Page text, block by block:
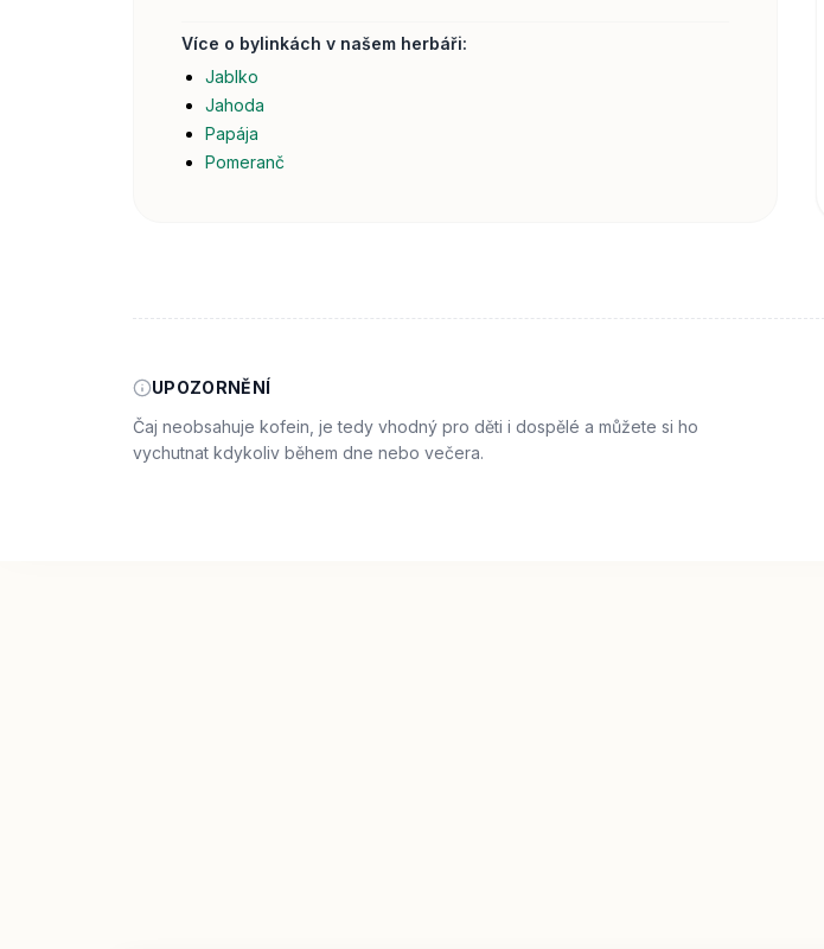
Více o bylinkách v našem herbáři:
Jablko
Jahoda
Papája
Pomeranč
UPOZORNĚNÍ
Čaj neobsahuje kofein, je tedy vhodný pro děti i dospělé a můžete si ho
vychutnat kdykoliv během dne nebo večera.